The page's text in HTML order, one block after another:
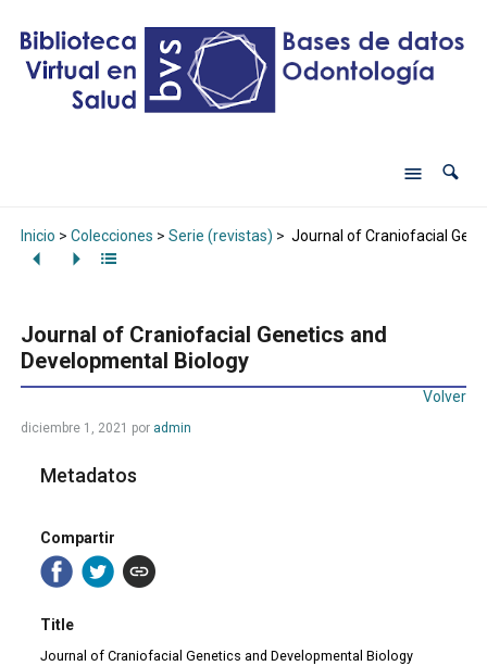
Inicio > Colecciones > Serie (revistas) > Journal of Craniofacial
Journal of Craniofacial Genetics and
Developmental Biology
Volver
diciembre 1, 2021 por admin
Metadatos
Compartir
Title
Journal of Craniofacial Genetics and Developmental Biology